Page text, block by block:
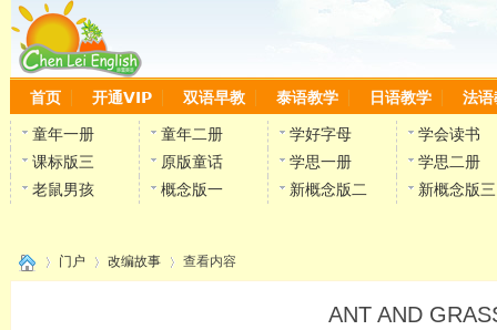
首页 开通VIP 双语早教 泰语教学 日语教学 法语
童年一册 童年二册 学好字母
学会读书
课标版三
原版童话 学思一册
学思二册
老鼠男孩
概念版一 新概念版二 新概念版三
门户 改编故事 查看内容
ANT AND